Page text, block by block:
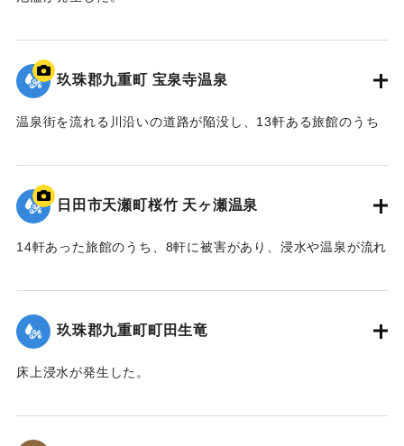
2020/7/6｜固有コード:01215075
玖珠郡九重町 宝泉寺温泉
温泉街を流れる川沿いの道路が陥没し、13軒ある旅館のうち
2020/7/6｜固有コード:
日田市天瀬町桜竹 天ヶ瀬温泉
14軒あった旅館のうち、8軒に被害があり、浸水や温泉が流れ
た。
｜固有コード:01215073
玖珠郡九重町町田生竜
床上浸水が発生した。
2020/7/6｜固有コード:01215069